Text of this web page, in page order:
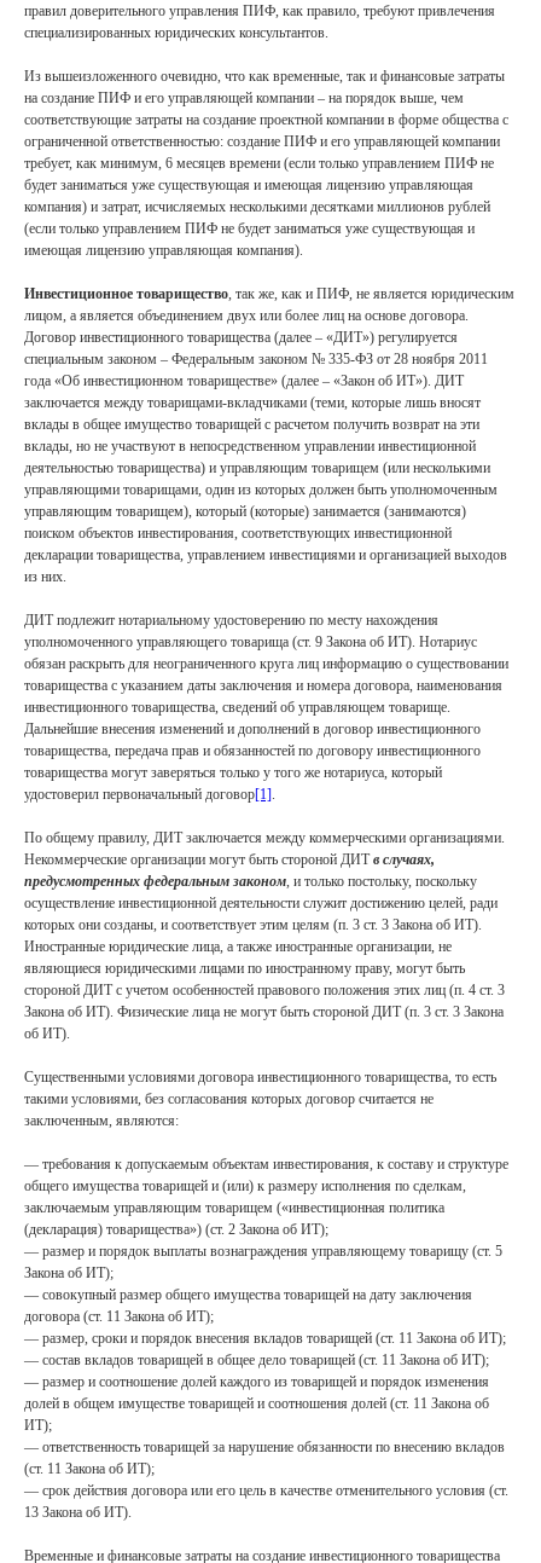
правил доверительного управления ПИФ, как правило, требуют привлечения
специализированных юридических консультантов.
Из вышеизложенного очевидно, что как временные, так и финансовые затраты
на создание ПИФ и его управляющей компании – на порядок выше, чем
соответствующие затраты на создание проектной компании в форме общества с
ограниченной ответственностью: создание ПИФ и его управляющей компании
требует, как минимум, 6 месяцев времени (если только управлением ПИФ не
будет заниматься уже существующая и имеющая лицензию управляющая
компания) и затрат, исчисляемых несколькими десятками миллионов рублей
(если только управлением ПИФ не будет заниматься уже существующая и
имеющая лицензию управляющая компания).
Инвестиционное товарищество, так же, как и ПИФ, не является юридическим
лицом, а является объединением двух или более лиц на основе договора.
Договор инвестиционного товарищества (далее – «ДИТ») регулируется
специальным законом – Федеральным законом № 335-ФЗ от 28 ноября 2011
года «Об инвестиционном товариществе» (далее – «Закон об ИТ»). ДИТ
заключается между товарищами-вкладчиками (теми, которые лишь вносят
вклады в общее имущество товарищей с расчетом получить возврат на эти
вклады, но не участвуют в непосредственном управлении инвестиционной
деятельностью товарищества) и управляющим товарищем (или несколькими
управляющими товарищами, один из которых должен быть уполномоченным
управляющим товарищем), который (которые) занимается (занимаются)
поиском объектов инвестирования, соответствующих инвестиционной
декларации товарищества, управлением инвестициями и организацией выходов
из них.
ДИТ подлежит нотариальному удостоверению по месту нахождения
уполномоченного управляющего товарища (ст. 9 Закона об ИТ). Нотариус
обязан раскрыть для неограниченного круга лиц информацию о существовании
товарищества с указанием даты заключения и номера договора, наименования
инвестиционного товарищества, сведений об управляющем товарище.
Дальнейшие внесения изменений и дополнений в договор инвестиционного
товарищества, передача прав и обязанностей по договору инвестиционного
товарищества могут заверяться только у того же нотариуса, который
удостоверил первоначальный договор[1].
По общему правилу, ДИТ заключается между коммерческими организациями.
Некоммерческие организации могут быть стороной ДИТв случаях,
предусмотренных федеральным законом, и только постольку, поскольку
осуществление инвестиционной деятельности служит достижению целей, ради
которых они созданы, и соответствует этим целям (п. 3 ст. 3 Закона об ИТ).
Иностранные юридические лица, а также иностранные организации, не
являющиеся юридическими лицами по иностранному праву, могут быть
стороной ДИТ с учетом особенностей правового положения этих лиц (п. 4 ст. 3
Закона об ИТ). Физические лица не могут быть стороной ДИТ (п. 3 ст. 3 Закона
об ИТ).
Существенными условиями договора инвестиционного товарищества, то есть
такими условиями, без согласования которых договор считается не
заключенным, являются:
— требования к допускаемым объектам инвестирования, к составу и структуре
общего имущества товарищей и (или) к размеру исполнения по сделкам,
заключаемым управляющим товарищем («инвестиционная политика
(декларация) товарищества») (ст. 2 Закона об ИТ);
— размер и порядок выплаты вознаграждения управляющему товарищу (ст. 5
Закона об ИТ);
— совокупный размер общего имущества товарищей на дату заключения
договора (ст. 11 Закона об ИТ);
— размер, сроки и порядок внесения вкладов товарищей (ст. 11 Закона об ИТ);
— состав вкладов товарищей в общее дело товарищей (ст. 11 Закона об ИТ);
— размер и соотношение долей каждого из товарищей и порядок изменения
долей в общем имуществе товарищей и соотношения долей (ст. 11 Закона об
ИТ);
— ответственность товарищей за нарушение обязанности по внесению вкладов
(ст. 11 Закона об ИТ);
— срок действия договора или его цель в качестве отменительного условия (ст.
13 Закона об ИТ).
Временные и финансовые затраты на создание инвестиционного товарищества